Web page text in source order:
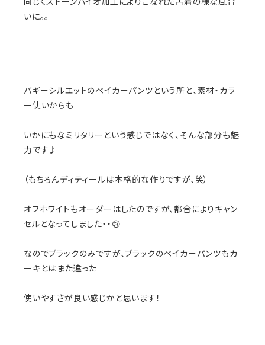
いに。。
バギーシルエットのベイカーパンツという所と、素材・カラ
ー使いからも
いかにもなミリタリーという感じではなく、そんな部分も魅
力です♪
（もちろんディティールは本格的な作りですが、笑）
オフホワイトもオーダーはしたのですが、都合によりキャン
セルとなってしました・・😢
なのでブラックのみですが、ブラックのベイカーパンツもカ
ーキとはまた違った
使いやすさが良い感じかと思います！